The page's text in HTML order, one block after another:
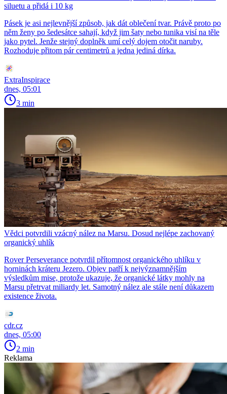
siluetu a přidá i 10 kg
Pásek je asi nejlevnější způsob, jak dát oblečení tvar. Právě proto po
něm ženy po šedesátce sahají, když jim šaty nebo tunika visí na těle
jako pytel. Jenže stejný doplněk umí celý dojem otočit naruby.
Rozhoduje přitom pár centimetrů a jedna jediná dírka.
ExtraInspirace
dnes, 05:01
3 min
Vědci potvrdili vzácný nález na Marsu. Dosud nejlépe zachovaný
organický uhlík
Rover Perseverance potvrdil přítomnost organického uhlíku v
horninách kráteru Jezero. Objev patří k nejvýznamnějším
výsledkům mise, protože ukazuje, že organické látky mohly na
Marsu přetrvat miliardy let. Samotný nález ale stále není důkazem
existence života.
cdr.cz
dnes, 05:00
2 min
Reklama